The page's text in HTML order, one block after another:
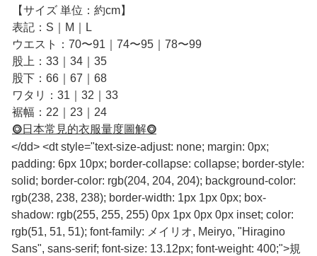
【サイズ 単位：約cm】
表記：S｜M｜L
ウエスト：70〜91｜74〜95｜78〜99
股上：33｜34｜35
股下：66｜67｜68
ワタリ：31｜32｜33
裾幅：22｜23｜24
⭗日本常見的衣服量度圖解⭗
</dd> <dt style="text-size-adjust: none; margin: 0px;
padding: 6px 10px; border-collapse: collapse; border-style:
solid; border-color: rgb(204, 204, 204); background-color:
rgb(238, 238, 238); border-width: 1px 1px 0px; box-
shadow: rgb(255, 255, 255) 0px 1px 0px 0px inset; color:
rgb(51, 51, 51); font-family: メイリオ, Meiryo, "Hiragino
Sans", sans-serif; font-size: 13.12px; font-weight: 400;">規